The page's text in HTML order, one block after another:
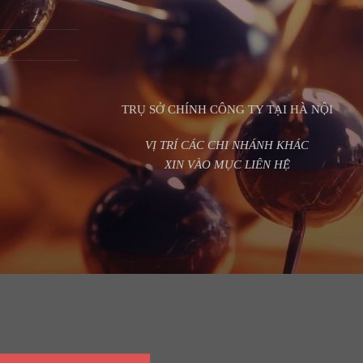
TRỤ SỞ CHÍNH CÔNG TY TẠI HÀ NỘI
VỊ TRÍ CÁC CHI NHÁNH KHÁC
XIN VÀO MỤC LIÊN HỆ